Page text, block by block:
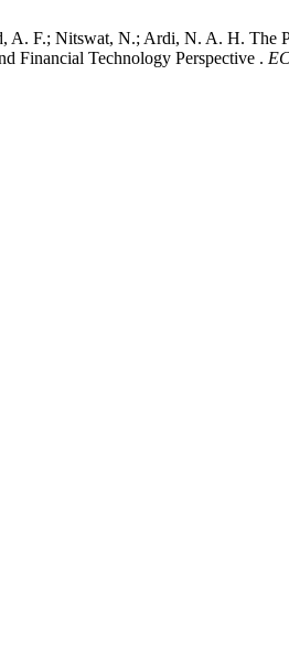
F.; Nitswat, N.; Ardi, N. A. H. The
Financial Technology Perspective .